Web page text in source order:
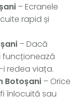
– Ecranele
rapid și
– Dacă
funcționează
redea viața.
Botoșani – Orice
înlocuită sau